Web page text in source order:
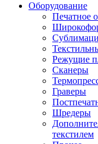
Оборудование
Печатное
Режущие
Сканеры
Граверы
Шредеры
текстилем